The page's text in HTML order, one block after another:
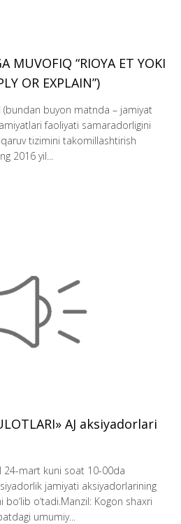
MUVOFIQ “RIOYA ET YOKI
OR EXPLAIN”)
(bundan buyon matnda – jamiyat
faoliyati samaradorligini
tizimini takomillashtirish
2016 yil...
AJ aksiyadorlari
24-mart kuni soat 10-00da
jamiyati aksiyadorlarining
o‘tadi.Manzil: Kogon shaxri
umumiy...